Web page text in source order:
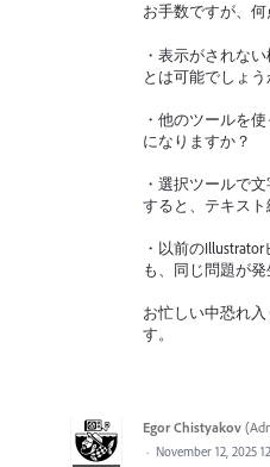
お手数ですが、何
・表示がされな
とは可能でしょう
・他のツールを
になりますか？
・選択ツールで
すると、テキス
・以前の
も、同じ問題が
お忙しい中恐れ
す。
Egor Chistyakov (
· November 12, 2025